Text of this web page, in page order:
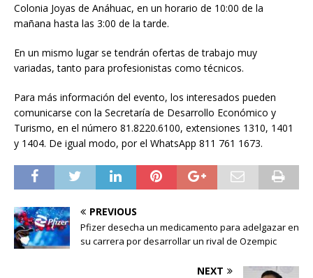
Colonia Joyas de Anáhuac, en un horario de 10:00 de la
mañana hasta las 3:00 de la tarde.
En un mismo lugar se tendrán ofertas de trabajo muy
variadas, tanto para profesionistas como técnicos.
Para más información del evento, los interesados pueden
comunicarse con la Secretaría de Desarrollo Económico y
Turismo, en el número 81.8220.6100, extensiones 1310, 1401
y 1404. De igual modo, por el WhatsApp 811 761 1673.
PREVIOUS
Pfizer desecha un medicamento para adelgazar en
su carrera por desarrollar un rival de Ozempic
NEXT